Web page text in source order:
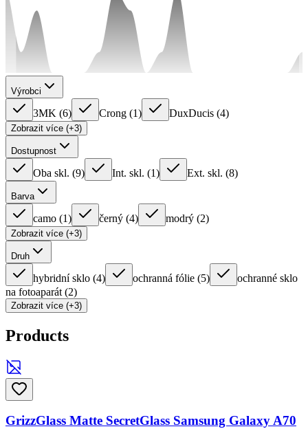
Výrobci
3MK (6) Crong (1) DuxDucis (4)
Zobrazit více (+3)
Dostupnost
Oba skl. (9) Int. skl. (1) Ext. skl. (8)
Barva
camo (1) černý (4) modrý (2)
Zobrazit více (+3)
Druh
hybridní sklo (4) ochranná fólie (5)
ochranné sklo
na fotoaparát (2)
Zobrazit více (+3)
Products
GrizzGlass Matte SecretGlass Samsung Galaxy A70